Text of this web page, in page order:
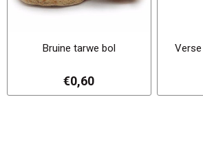
Bruine tarwe bol
€0,60